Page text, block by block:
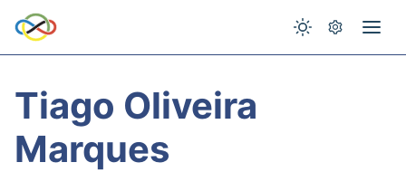
Tiago Oliveira
Marques